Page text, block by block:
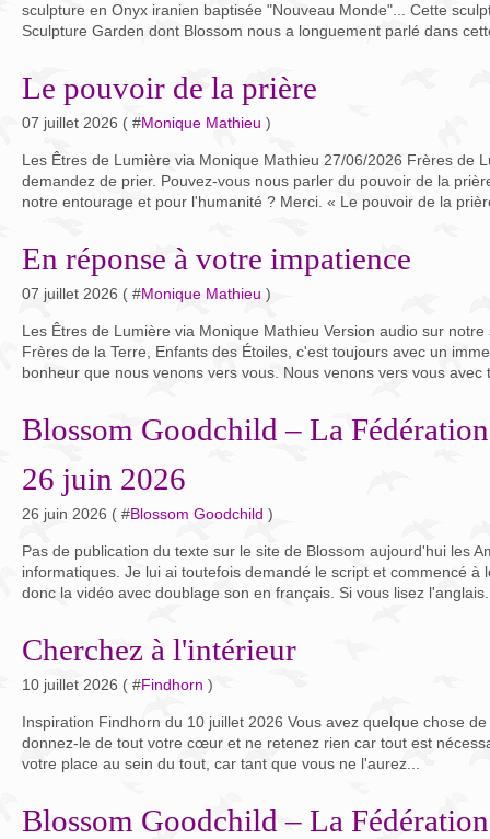
sculpture en Onyx iranien baptisée "Nouveau Monde"... Cette
Sculpture Garden dont Blossom nous a longuement parlé dans
Le pouvoir de la prière
07 juillet 2026 ( #Monique Mathieu )
Les Êtres de Lumière via Monique Mathieu 27/06/2026 Frères de
demandez de prier. Pouvez-vous nous parler du pouvoir de la
notre entourage et pour l'humanité ? Merci. « Le pouvoir de la
En réponse à votre impatience
07 juillet 2026 ( #Monique Mathieu )
Les Êtres de Lumière via Monique Mathieu Version audio sur
Frères de la Terre, Enfants des Étoiles, c'est toujours avec un
bonheur que nous venons vers vous. Nous venons vers vous avec
Blossom Goodchild – La
26 juin 2026
26 juin 2026 ( #Blossom Goodchild )
Pas de publication du texte sur le site de Blossom aujourd'hui les
informatiques. Je lui ai toutefois demandé le script et commencé à
donc la vidéo avec doublage son en français. Si vous lisez
Cherchez à l'intérieur
10 juillet 2026 ( #Findhorn )
Inspiration Findhorn du 10 juillet 2026 Vous avez quelque chose
donnez-le de tout votre cœur et ne retenez rien car tout est
votre place au sein du tout, car tant que vous ne l'aurez...
Blossom Goodchild – La